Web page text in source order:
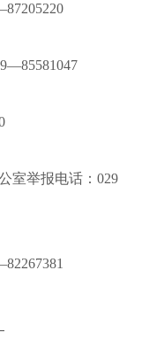
87205220
—85581047
室举报电话：029
82267381